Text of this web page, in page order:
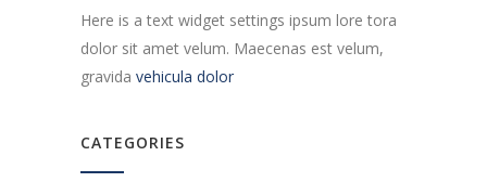
Here is a text widget settings ipsum lore tora
dolor sit amet velum. Maecenas est velum,
gravida vehicula dolor
CATEGORIES